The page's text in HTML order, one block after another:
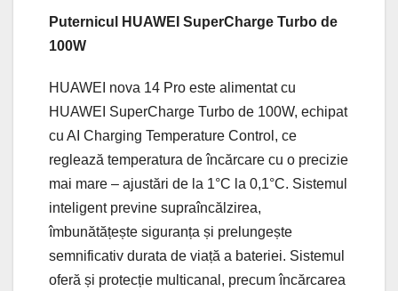
Puternicul HUAWEI SuperCharge Turbo de
100W
HUAWEI nova 14 Pro este alimentat cu
HUAWEI SuperCharge Turbo de 100W, echipat
cu AI Charging Temperature Control, ce
reglează temperatura de încărcare cu o precizie
mai mare – ajustări de la 1°C la 0,1°C. Sistemul
inteligent previne supraîncălzirea,
îmbunătățește siguranța și prelungește
semnificativ durata de viață a bateriei. Sistemul
oferă și protecție multicanal, precum încărcarea